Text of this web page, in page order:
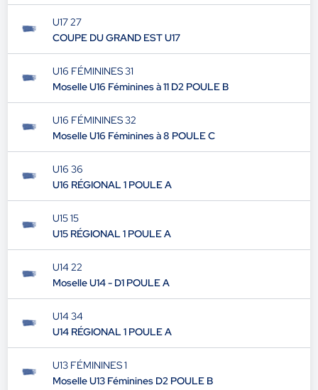
U17 27
COUPE DU GRAND EST U17
U16 FÉMININES 31
Moselle U16 Féminines à 11 D2 POULE B
U16 FÉMININES 32
Moselle U16 Féminines à 8 POULE C
U16 36
U16 RÉGIONAL 1 POULE A
U15 15
U15 RÉGIONAL 1 POULE A
U14 22
Moselle U14 - D1 POULE A
U14 34
U14 RÉGIONAL 1 POULE A
U13 FÉMININES 1
Moselle U13 Féminines D2 POULE B